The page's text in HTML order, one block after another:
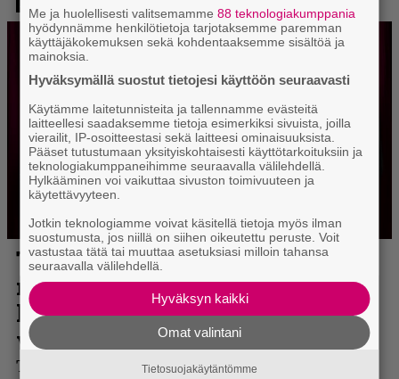
Me ja huolellisesti valitsemamme88 teknologiakumppania
hyödynnämme henkilötietoja tarjotaksemme paremman
käyttäjäkokemuksen sekä kohdentaaksemme sisältöä ja
mainoksia.
Hyväksymällä suostut tietojesi käyttöön seuraavasti
Käytämme laitetunnisteita ja tallennamme evästeitä
laitteellesi saadaksemme tietoja esimerkiksi sivuista, joilla
vierailit, IP-osoitteestasi sekä laitteesi ominaisuuksista.
Pääset tutustumaan yksityiskohtaisesti käyttötarkoituksiin ja
teknologiakumppaneihimme seuraavalla välilehdellä.
Hylkääminen voi vaikuttaa sivuston toimivuuteen ja
käytettävyyteen.
Jotkin teknologiamme voivat käsitellä tietoja myös ilman
suostumusta, jos niillä on siihen oikeutettu peruste. Voit
vastustaa tätä tai muuttaa asetuksiasi milloin tahansa
seuraavalla välilehdellä.
Hyväksyn kaikki
Omat valintani
Tietosuojakäytäntömme